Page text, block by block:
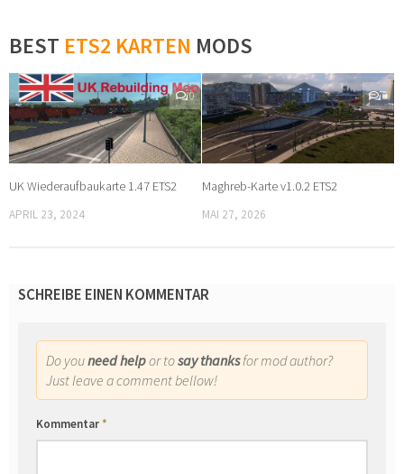
BEST ETS2 KARTEN MODS
0
UK Wiederaufbaukarte 1.47 ETS2
APRIL 23, 2024
0
Maghreb-Karte v1.0.2 ETS2
MAI 27, 2026
SCHREIBE EINEN KOMMENTAR
Do youneed helpor tosay thanksfor mod author?
Just leave a comment bellow!
Kommentar*